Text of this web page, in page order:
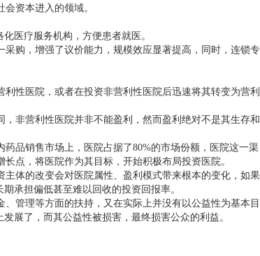
资本进入的领域。
医疗服务机构，方便患者就医。
购，增强了议价能力，规模效应显著提高，同时，连锁专
性医院，或者在投资非营利性医院后迅速将其转变为营利
非营利性医院并非不能盈利，然而盈利绝对不是其生存和
品销售市场上，医院占据了80%的市场份额，医院这一渠
点，将医院作为其目标，开始积极布局投资医院。
体的改变会对医院属性、盈利模式带来根本的变化，如果
承担偏低甚至难以回收的投资回报率。
管理等方面的扶持，又在实际上并没有以公益性为基本目
发展了，而其公益性被损害，最终损害公众的利益。